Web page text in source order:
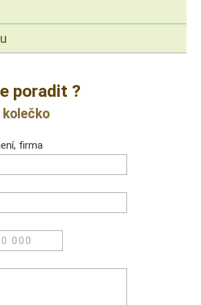
poradit ?
firma